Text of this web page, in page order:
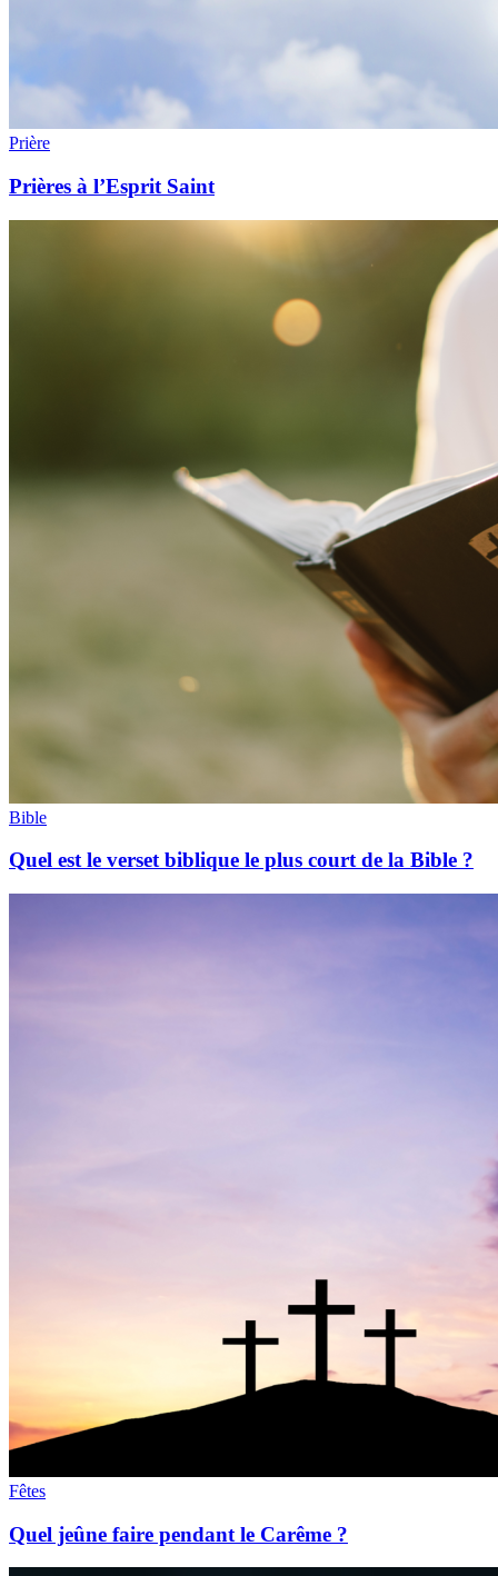
Prière
Prières à l’Esprit Saint
Bible
Quel est le verset biblique le plus court de la Bible ?
Fêtes
Quel jeûne faire pendant le Carême ?